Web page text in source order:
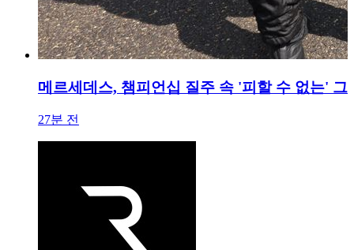
메르세데스, 챔피언십 질주 속 '피할 수 없는' 그
27분 전